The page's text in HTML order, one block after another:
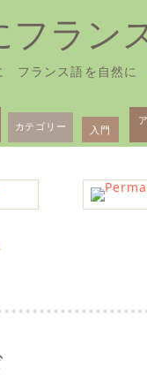
ラン
フランス語を自然に
カテゴリー 入門